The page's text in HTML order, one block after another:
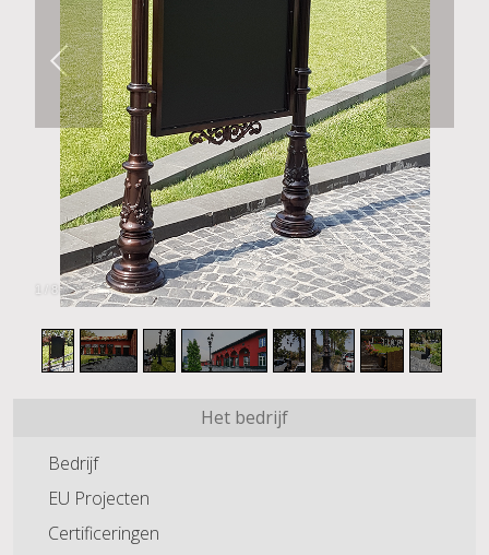
8
Het bedrijf
Bedrijf
EU Projecten
Certificeringen